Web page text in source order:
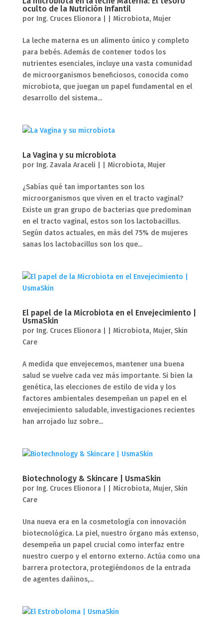
oculto de la Nutrición Infantil
por Ing. Cruces Elionora| Microbiota, Mujer
La leche materna es un alimento único y completo
para bebés. Además de contener todos los
nutrientes esenciales, incluye una vasta comunidad
de microorganismos beneficiosos, conocida como
microbiota, que juegan un papel fundamental en el
desarrollo del sistema...
La Vagina y su microbiota
por Ing. Zavala Araceli Microbiota, Mujer
¿Sabías qué tan importantes son los
microorganismos que viven en el tracto vaginal?
Existe un gran grupo de bacterias que predominan
en el tracto vaginal, estos son los lactobacillus.
Según datos actuales, en más del 75% de mujeres
sanas los lactobacillus son los que...
El papel de la Microbiota en el Envejecimiento |
UsmaSkin
por Ing. Cruces Elionora| Microbiota, Mujer, Skin
Care
A medida que envejecemos, mantener una buena
salud se vuelve cada vez más importante. Si bien la
genética, las elecciones de estilo de vida y los
factores ambientales desempeñan un papel en el
envejecimiento saludable, investigaciones recientes
han arrojado luz sobre...
Biotechnology & Skincare | UsmaSkin
por Ing. Cruces Elionora| Microbiota, Mujer, Skin
Care
Una nueva era en la cosmetología con innovación
biotecnológica. La piel, nuestro órgano más extenso,
desempeña un papel crucial como interfaz entre
nuestro cuerpo y el entorno externo. Actúa como una
barrera protectora, protegiéndonos de la entrada
de agentes dañinos,...